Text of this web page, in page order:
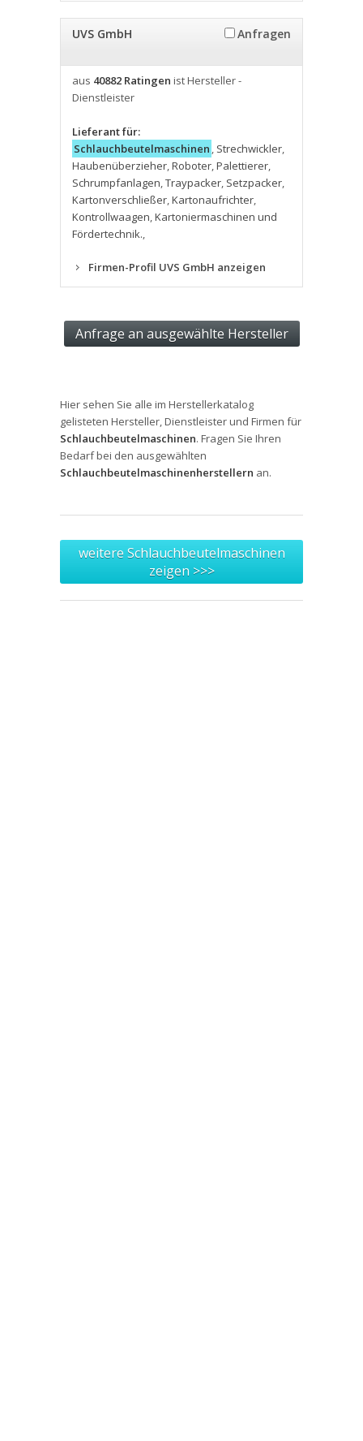
UVS GmbH Anfragen
aus 40882 Ratingen ist Hersteller -
Dienstleister
Lieferant für:
Schlauchbeutelmaschinen , Strechwickler,
Haubenüberzieher,Roboter,Palettierer,
Schrumpfanlagen,Traypacker, Setzpacker,
Kartonverschließer,Kartonaufrichter,
Kontrollwaagen,Kartoniermaschinen und
Fördertechnik.,
Firmen-Profil UVS GmbH anzeigen
Hier sehen Sie alle im Herstellerkatalog
gelisteten Hersteller, Dienstleister und Firmen für
Schlauchbeutelmaschinen. Fragen Sie Ihren
Bedarf bei den ausgewählten
Schlauchbeutelmaschinenherstellern an.
weitere Schlauchbeutelmaschinen
zeigen >>>